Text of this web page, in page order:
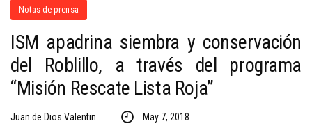
Notas de prensa
ISM apadrina siembra y conservación
del Roblillo, a través del programa
“Misión Rescate Lista Roja”
Juan de Dios Valentin May 7, 2018